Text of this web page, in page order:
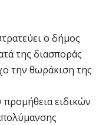
ο δήμος
της διασποράς
την θωράκιση της
ειδικών